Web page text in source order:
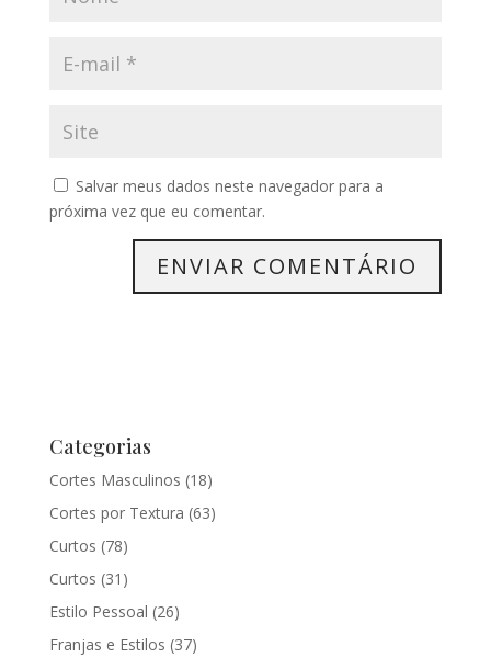
Salvar meus dados neste navegador para a
próxima vez que eu comentar.
Categorias
Cortes Masculinos (18)
Cortes por Textura (63)
Curtos (78)
Curtos (31)
Estilo Pessoal (26)
Franjas e Estilos (37)